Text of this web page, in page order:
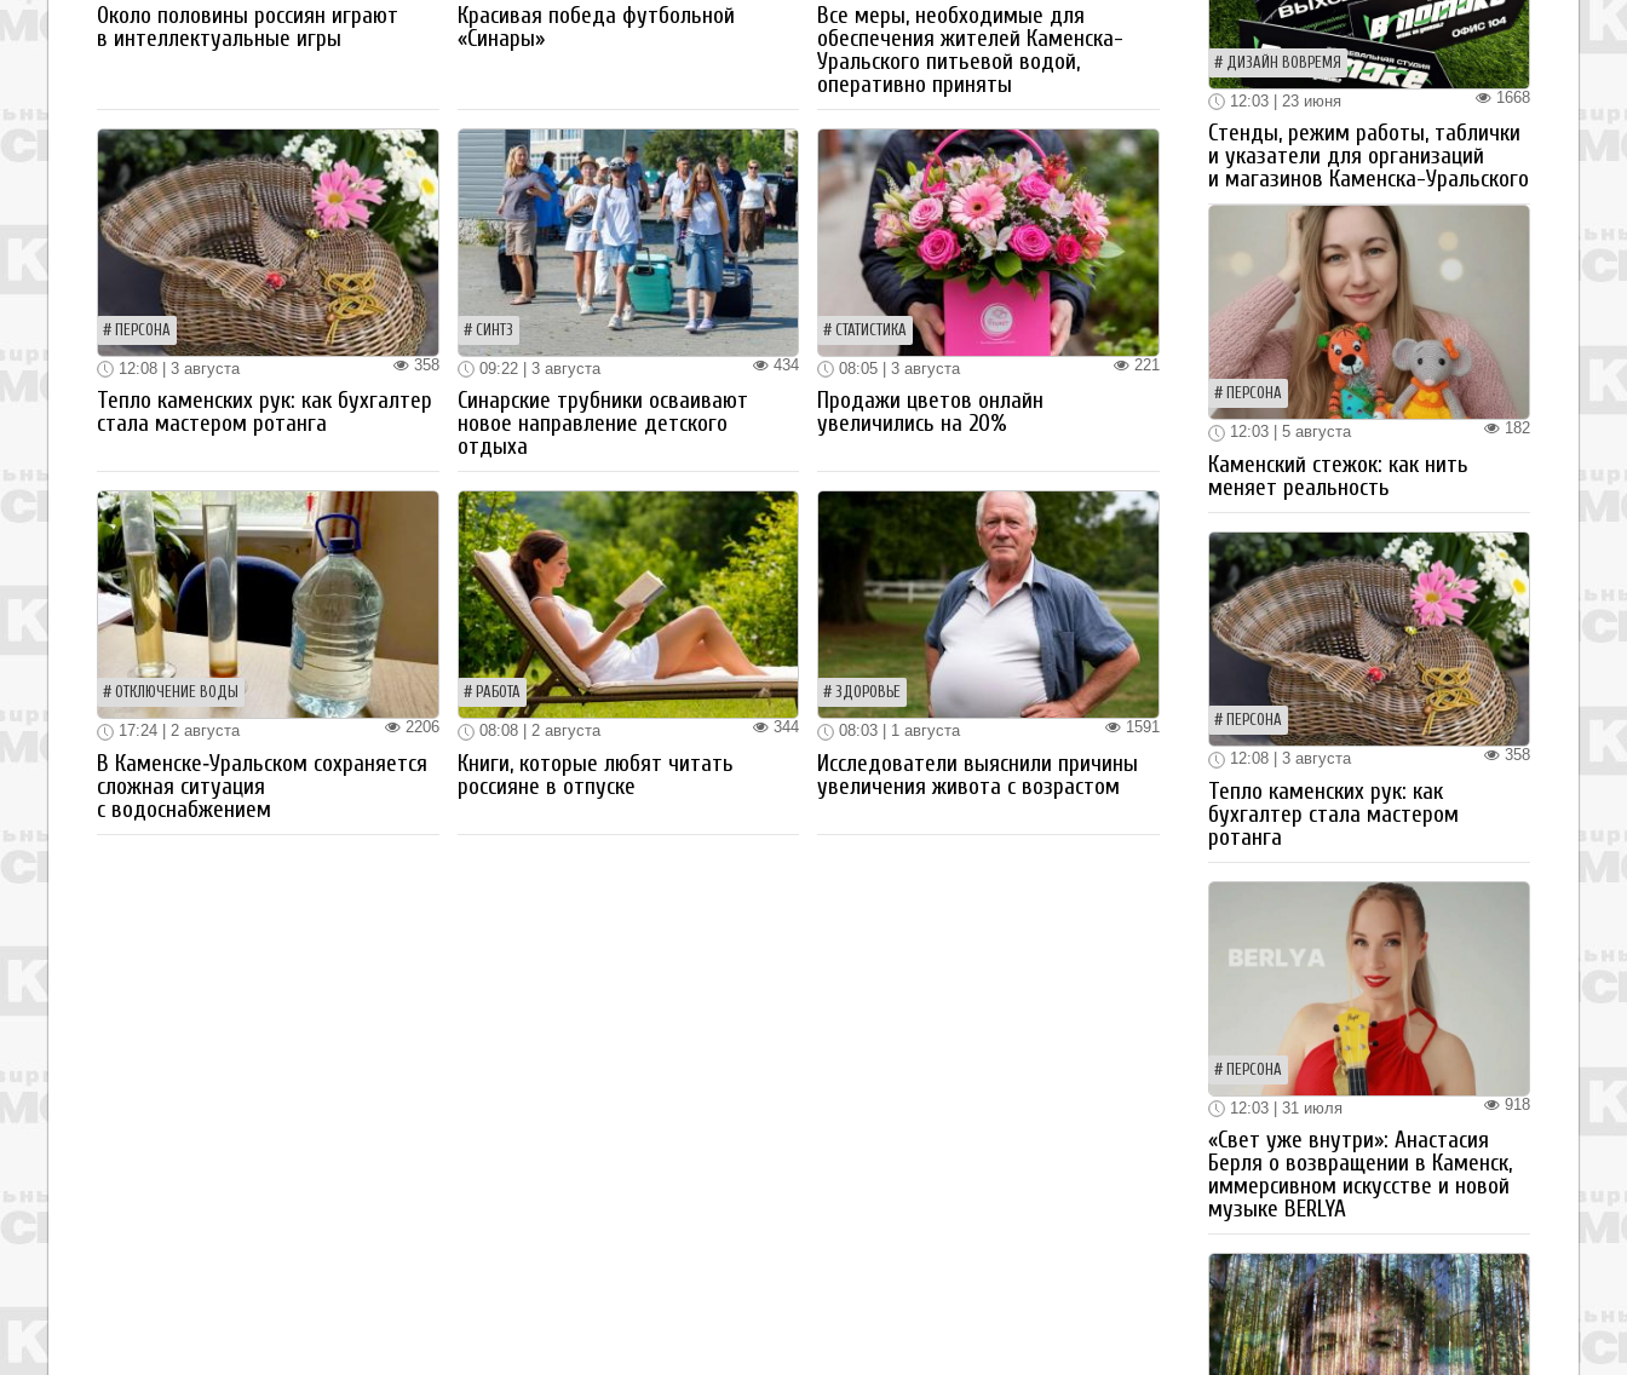
Около половины россиян играют
в интеллектуальные игры
Красивая победа футбольной
«Синары»
Все меры, необходимые для
обеспечения жителей Каменска-
Уральского питьевой водой,
оперативно приняты
ПЕРСОНА
358
12:08 | 3 августа
Тепло каменских рук: как бухгалтер
стала мастером ротанга
СИНТЗ
434
09:22 | 3 августа
Синарские трубники осваивают
новое направление детского
отдыха
СТАТИСТИКА
221
08:05 | 3 августа
Продажи цветов онлайн
увеличились на 20%
ОТКЛЮЧЕНИЕ ВОДЫ
2206
17:24 | 2 августа
В Каменске‑Уральском сохраняется
сложная ситуация
с водоснабжением
РАБОТА
344
08:08 | 2 августа
Книги, которые любят читать
россияне в отпуске
ЗДОРОВЬЕ
1591
08:03 | 1 августа
Исследователи выяснили причины
увеличения живота с возрастом
ДИЗАЙН ВОВРЕМЯ
1668
12:03 | 23 июня
Стенды, режим работы, таблички
и указатели для организаций
и магазинов Каменска-Уральского
ПЕРСОНА
182
12:03 | 5 августа
Каменский стежок: как нить
меняет реальность
ПЕРСОНА
358
12:08 | 3 августа
Тепло каменских рук: как
бухгалтер стала мастером
ротанга
ПЕРСОНА
918
12:03 | 31 июля
«Свет уже внутри»: Анастасия
Берля о возвращении в Каменск,
иммерсивном искусстве и новой
музыке BERLYA